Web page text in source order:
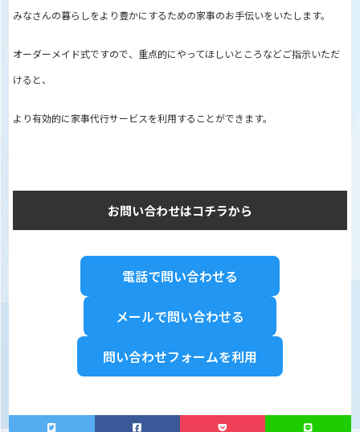
みなさんの暮らしをより豊かにするための家事のお手伝いをいたします。
オーダーメイド式ですので、重点的にやってほしいところなどご指示いただ
けると、
より有効的に家事代行サービスを利用することができます。
お問い合わせはコチラから
電話で問い合わせる
メールで問い合わせる
問い合わせフォームを利用